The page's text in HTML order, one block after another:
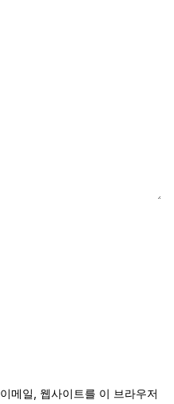
메일, 웹사이트를 이 브라우저